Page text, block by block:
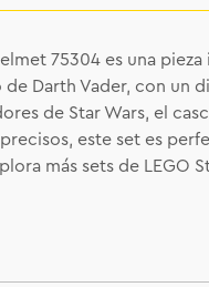
75304 es una
Darth Vader, con un
de Star Wars, el
este set es
más sets de LEGO